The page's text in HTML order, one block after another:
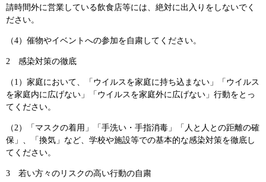
請時間外に営業している飲食店等には、絶対に出入りをしないでく
ださい。
（4）催物やイベントへの参加を自粛してください。
2 感染対策の徹底
（1）家庭において、「ウイルスを家庭に持ち込まない」「ウイルス
を家庭内に広げない」「ウイルスを家庭外に広げない」行動をとっ
てください。
（2）「マスクの着用」「手洗い・手指消毒」「人と人との距離の確
保」、「換気」など、学校や施設等での基本的な感染対策を徹底し
てください。
3 若い方々のリスクの高い行動の自粛